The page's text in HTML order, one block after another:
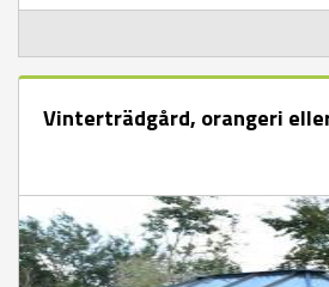
Vinterträdgård, orangeri